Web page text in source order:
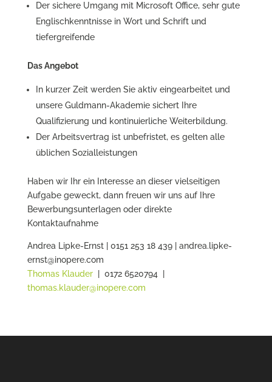
Der sichere Umgang mit Microsoft Office, sehr gute
Englischkenntnisse in Wort und Schrift und
tiefergreifende
Das Angebot
In kurzer Zeit werden Sie aktiv eingearbeitet und
unsere Guldmann-Akademie sichert Ihre
Qualifizierung und kontinuierliche Weiterbildung.
Der Arbeitsvertrag ist unbefristet, es gelten alle
üblichen Sozialleistungen
Haben wir Ihr ein Interesse an dieser vielseitigen
Aufgabe geweckt, dann freuen wir uns auf Ihre
Bewerbungsunterlagen oder direkte
Kontaktaufnahme
Andrea Lipke-Ernst | 0151 253 18 439 | andrea.lipke-
ernst@inopere.com
Thomas Klauder| 0172 6520794 |
thomas.klauder@inopere.com